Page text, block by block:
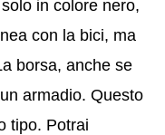
in colore nero,
con la bici, ma
borsa, anche se
armadio. Questo
tipo. Potrai